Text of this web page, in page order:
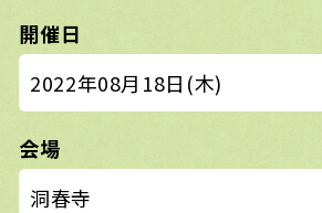
開催日
2022年08月18日(木)
会場
洞春寺